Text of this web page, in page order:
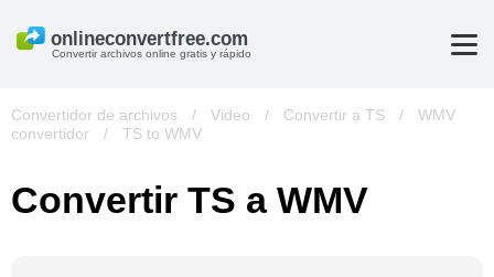
Convertir archivos online gratis y rápido
Convertidor de archivos / Video / Convertir a TS /
WMV
convertidor
/ TS to WMV
Convertir TS a WMV